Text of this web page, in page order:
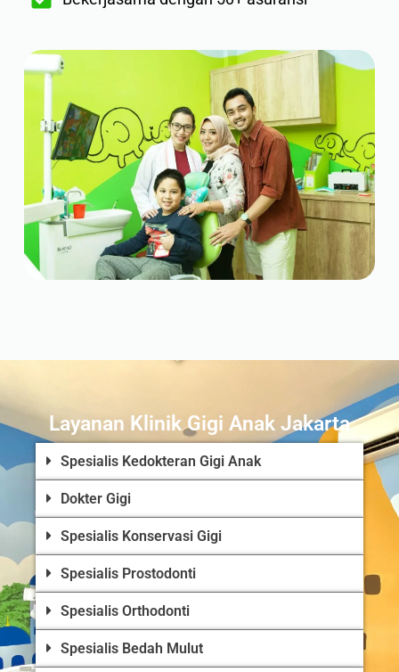
Layanan Klinik Gigi Anak Jakarta
Spesialis Kedokteran Gigi Anak
Dokter Gigi
Spesialis Konservasi Gigi
Spesialis Prostodonti
Spesialis Orthodonti
Spesialis Bedah Mulut